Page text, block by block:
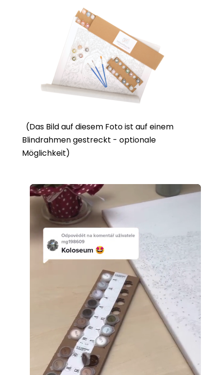
(Das Bild auf diesem Foto ist auf einem
Blindrahmen gestreckt - optionale
Möglichkeit)